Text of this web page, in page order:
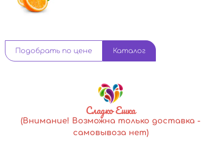
Подобрать по цене Каталог
Сладко Ешка
(Внимание! Возможна только доставка -
самовывоза нет)